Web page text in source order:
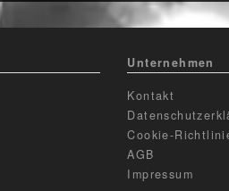
Unternehmen
Kontakt
Cookie-
AGB
Impressum